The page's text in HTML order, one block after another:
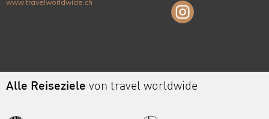
www.travelworldwide.ch
Alle Reiseziele von travel worldwide